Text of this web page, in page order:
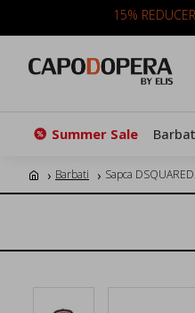
15%
Summer Sale
Barbati Sapca